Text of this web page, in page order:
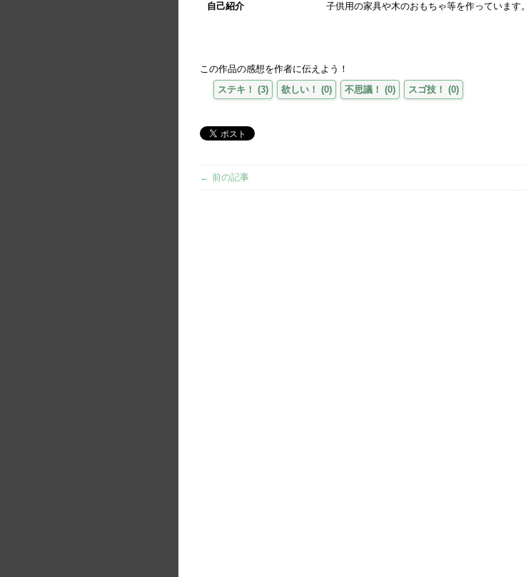
自己紹介 子供用の家具や木のおもちゃ等を作っています。
この作品の感想を作者に伝えよう！
ステキ！ (3) 欲しい！ (0) 不思議！ (0) スゴ技！ (0)
← 前の記事